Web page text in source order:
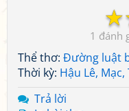
☆
1
Thể thơ: Đường luật
Thời kỳ: Hậu Lê,
Trả lời